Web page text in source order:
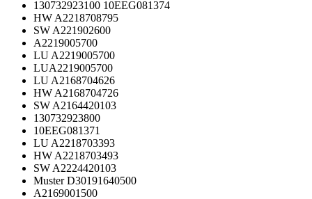
130732923100 10EEG081374
HW A2218708795
SW A221902600
A2219005700
LU A2219005700
LUA2219005700
LU A2168704626
HW A2168704726
SW A2164420103
130732923800
10EEG081371
LU A2218703393
HW A2218703493
SW A2224420103
Muster D30191640500
A2169001500